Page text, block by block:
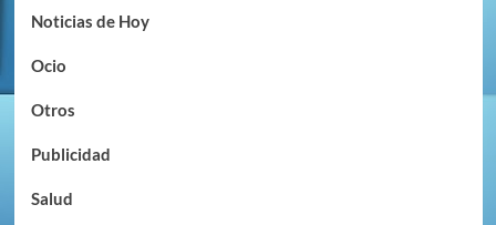
Noticias de Hoy
Ocio
Otros
Publicidad
Salud